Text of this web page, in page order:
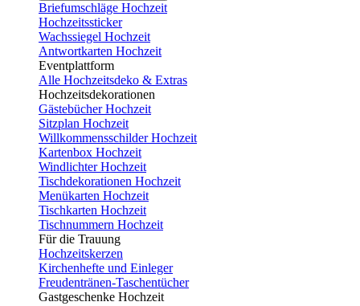
Briefumschläge Hochzeit
Hochzeitssticker
Wachssiegel Hochzeit
Antwortkarten Hochzeit
Eventplattform
Alle Hochzeitsdeko & Extras
Hochzeitsdekorationen
Gästebücher Hochzeit
Sitzplan Hochzeit
Willkommensschilder Hochzeit
Kartenbox Hochzeit
Windlichter Hochzeit
Tischdekorationen Hochzeit
Menükarten Hochzeit
Tischkarten Hochzeit
Tischnummern Hochzeit
Für die Trauung
Hochzeitskerzen
Kirchenhefte und Einleger
Freudentränen-Taschentücher
Gastgeschenke Hochzeit